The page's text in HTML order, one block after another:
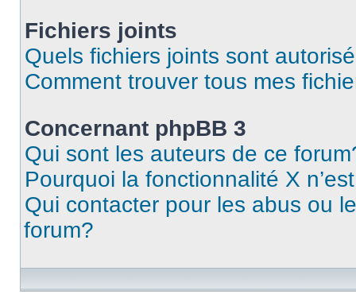
Fichiers joints
Quels fichiers joints sont
Comment trouver tous mes
Concernant phpBB 3
Qui sont les auteurs de ce
Pourquoi la fonctionnalité X
Qui contacter pour les abus ou
forum?